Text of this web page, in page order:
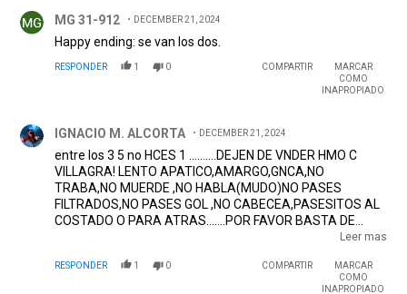
MG 31-912 DECEMBER 21, 2024
Happy ending: se van los dos.
RESPONDER 1 0 COMPARTIR
MARCAR
COMO
INAPROPIADO
IGNACIO M. ALCORTA DECEMBER 21, 2024
entre los 3 5 no HCES 1 ..........DEJEN DE VNDER HMO C
VILLAGRA! LENTO APATICO,AMARGO,GNCA,NO
TRABA,NO MUERDE ,NO HABLA(MUDO)NO PASES
FILTRADOS,NO PASES GOL ,NO CABECEA,PASESITOS AL
COSTADO O PARA ATRAS.......POR FAVOR BASTA DE
JGADORES Q NO METEN,NO SIENTEN LA CAMISETA Y
A UN FUTBOL DE HOY Q SIN INTENSIDAD FRACASAS.......Y
ESO SE VIO C ESTOS 3 PQTES.......BASTA DE JGDRS
Leer mas
RESPONDER 1 0 COMPARTIR
MARCAR
COMO
INAPROPIADO